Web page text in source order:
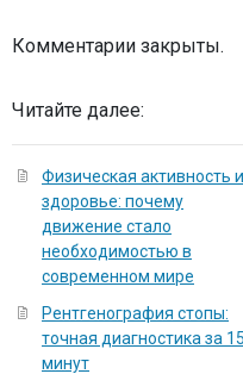
Комментарии закрыты.
Читайте далее:
Физическая активность и
здоровье: почему
движение стало
необходимостью в
современном мире
Рентгенография стопы:
точная диагностика за 15
минут